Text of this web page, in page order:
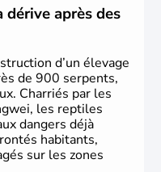
son indépendance
d'inventions avant-
utilisatrice du papier,
de la boussole et de
dérive après des
d’un élevage
de 900 serpents,
Charriés par les
les reptiles
dangers déjà
habitants,
sur les zones